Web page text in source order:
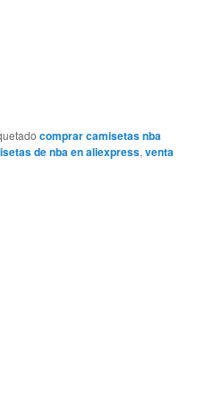
comprar camisetas nba
de nba en aliexpress,venta